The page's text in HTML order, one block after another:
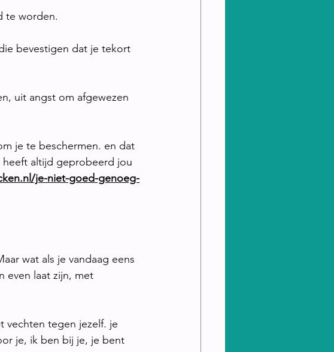
te worden.
bevestigen dat je tekort
uit angst om afgewezen
je te beschermen. en dat
heeft altijd geprobeerd jou
je-niet-goed-genoeg-
wat als je vandaag eens
even laat zijn, met
vechten tegen jezelf. je
je, ik ben bij je, je bent